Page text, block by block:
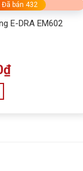
Đã bán 432
E-DRA EM602
₫